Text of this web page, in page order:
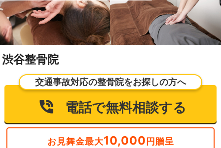
渋谷整骨院
交通事故対応の整骨院をお探しの方へ
電話で無料相談する
お見舞金最大10,000 円贈呈